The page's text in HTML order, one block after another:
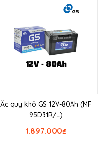
Ắc quy khô GS 12V-80Ah (MF
95D31R/L)
₫
1.897.000